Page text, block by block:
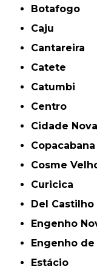
Botafogo
Caju
Cantareira
Catete
Catumbi
Centro
Cidade Nova
Copacabana
Cosme
Curicica
Del Castilho
Engenho
Engenho
Estácio